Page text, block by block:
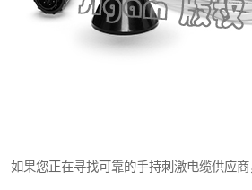
如果您正在寻找可靠的手持刺激电缆供应商